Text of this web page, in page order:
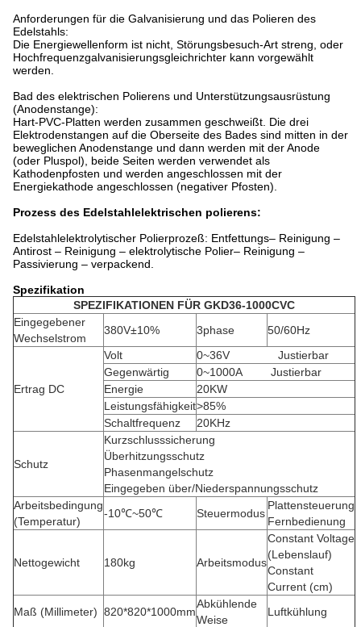
Anforderungen für die Galvanisierung und das Polieren des
Edelstahls:
Die Energiewellenform ist nicht, Störungsbesuch-Art streng, oder
Hochfrequenzgalvanisierungsgleichrichter kann vorgewählt
werden.
Bad des elektrischen Polierens und Unterstützungsausrüstung
(Anodenstange):
Hart-PVC-Platten werden zusammen geschweißt. Die drei
Elektrodenstangen auf die Oberseite des Bades sind mitten in der
beweglichen Anodenstange und dann werden mit der Anode
(oder Pluspol), beide Seiten werden verwendet als
Kathodenpfosten und werden angeschlossen mit der
Energiekathode angeschlossen (negativer Pfosten).
Prozess des Edelstahlelektrischen polierens:
Edelstahlelektrolytischer Polierprozeß: Entfettungs– Reinigung –
Antirost – Reinigung – elektrolytische Polier– Reinigung –
Passivierung – verpackend.
Spezifikation
SPEZIFIKATIONEN FÜR GKD36-1000CVC
Eingegebener
Wechselstrom
380V±10% 3phase 50/60Hz
Ertrag DC
Volt
0~36V Justierbar
Gegenwärtig
0~1000A Justierbar
Energie
20KW
Leistungsfähigkeit>85%
Schaltfrequenz
20KHz
Schutz
Kurzschlusssicherung
Überhitzungsschutz
Phasenmangelschutz
Eingegeben über/Niederspannungsschutz
Arbeitsbedingung
(Temperatur)
-10℃~50℃ Steuermodus
Plattensteuerung
Fernbedienung
Nettogewicht 180kg Arbeitsmodus
Constant Voltage
(Lebenslauf)
Constant
Current (cm)
Maß (Millimeter) 820*820*1000mm
Abkühlende
Weise
Luftkühlung